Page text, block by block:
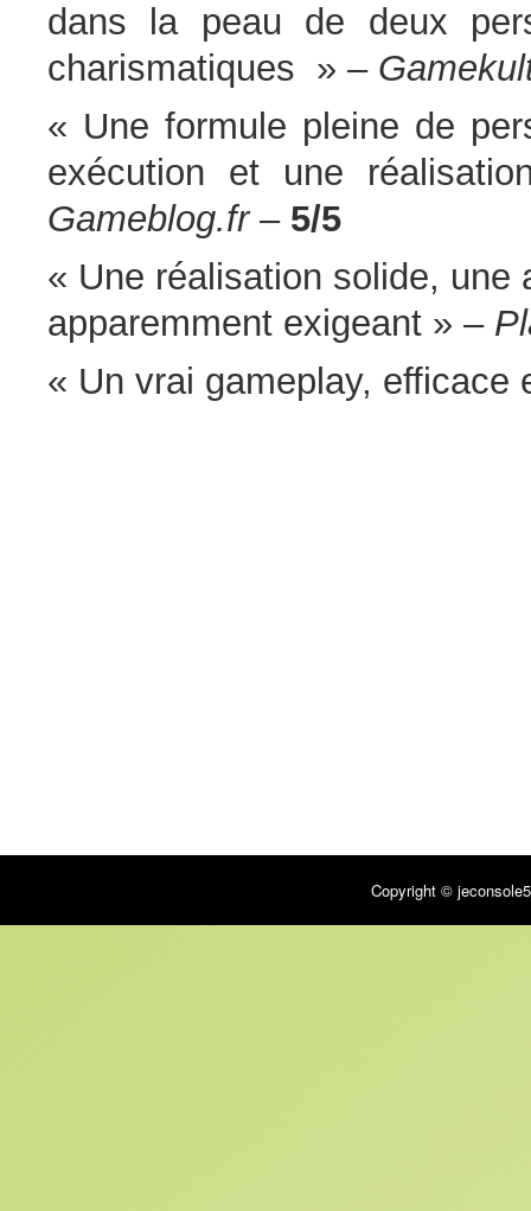
dans la peau de deux
charismatiques » –
« Une formule pleine de
exécution et une
Gameblog.fr– 5/5
« Une réalisation solide, une
apparemment exigeant » –
« Un vrai gameplay,
Copyright ©